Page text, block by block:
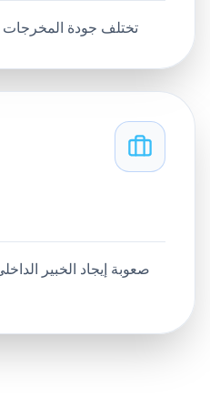
تختلف جودة
صعوبة إيجاد الخبير